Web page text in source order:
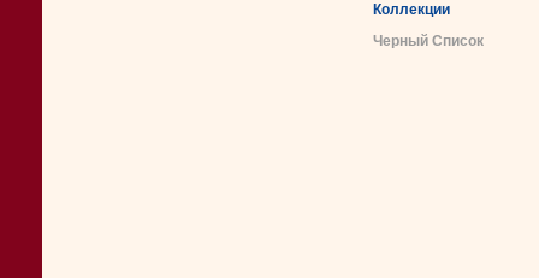
Коллекции
Черный Список